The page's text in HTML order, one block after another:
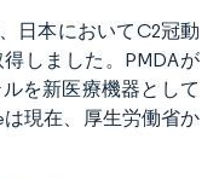
日本においてC2冠動
しました。PMDAが
を新医療機器として
現在、厚生労働省か